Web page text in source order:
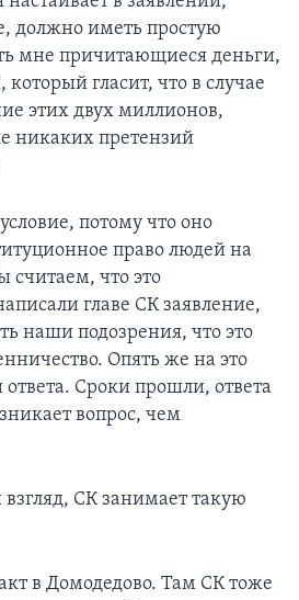
должно иметь простую
мне причитающиеся деньги,
гласит, что в случае
этих двух миллионов,
никаких претензий
потому что оно
право людей на
считаем, что это
главе СК заявление,
наши подозрения, что это
Опять же на это
ответа. Сроки прошли, ответа
вопрос, чем
СК занимает такую
в Домодедово. Там СК тоже